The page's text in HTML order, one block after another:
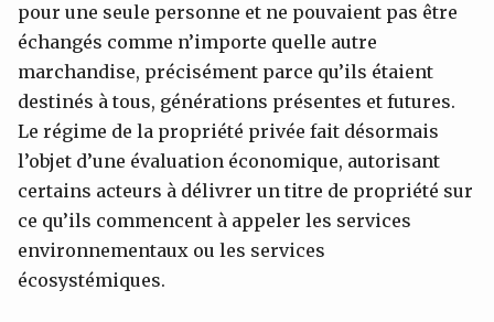
pour une seule personne et ne pouvaient pas être
échangés comme n’importe quelle autre
marchandise, précisément parce qu’ils étaient
destinés à tous, générations présentes et futures.
Le régime de la propriété privée fait désormais
l’objet d’une évaluation économique, autorisant
certains acteurs à délivrer un titre de propriété sur
ce qu’ils commencent à appeler les services
environnementaux ou les services
écosystémiques.